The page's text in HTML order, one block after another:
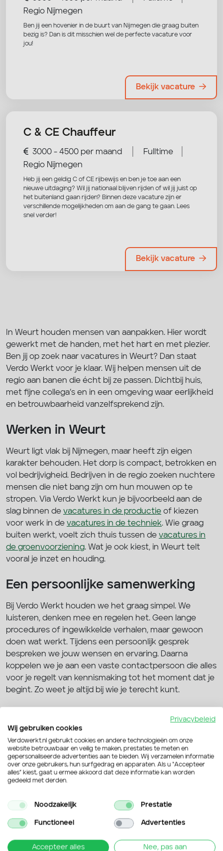
Regio Nijmegen
Ben jij een hovenier in de buurt van Nijmegen die graag buiten
bezig is? Dan is dit misschien wel de perfecte vacature voor
jou!
Bekijk vacature
C & CE Chauffeur
3000 - 4500 per maand Fulltime
Regio Nijmegen
Heb jij een geldig C of CE rijbewijs en ben je toe aan een
nieuwe uitdaging? Wil jij nationaal blijven rijden of wil jij juist op
het buitenland gaan rijden? Binnen deze vacature zijn er
verschillende mogelijkheden om aan de gang te gaan. Lees
snel verder!
Bekijk vacature
In Weurt houden mensen van aanpakken. Hier wordt
gewerkt met de handen, met het hart en met plezier.
Ben jij op zoek naar vacatures in Weurt? Dan staat
Verdo Werkt voor je klaar. Wij helpen mensen uit de
regio aan banen die écht bij ze passen. Dichtbij huis,
met fijne collega’s en in een omgeving waar eerlijkheid
en betrouwbaarheid vanzelfsprekend zijn.
Werken in Weurt
Weurt ligt vlak bij Nijmegen, maar heeft zijn eigen
karakter behouden. Het dorp is compact, betrokken en
vol bedrijvigheid. Bedrijven in de regio zoeken nuchtere
mensen die niet bang zijn om hun mouwen op te
stropen. Via Verdo Werkt kun je bijvoorbeeld aan de
slag binnen de vacatures in de productie of kiezen
voor werk in de vacatures in de techniek. Wie graag
buiten werkt, voelt zich thuis tussen de vacatures in
de groenvoorziening. Wat je ook kiest, in Weurt telt
vooral je inzet en houding.
Een persoonlijke samenwerking
Bij Verdo Werkt houden we het graag simpel. We
luisteren, denken mee en regelen het. Geen lange
procedures of ingewikkelde verhalen, maar gewoon
doen wat werkt. Tijdens een persoonlijk gesprek
bespreken we jouw wensen en ervaring. Daarna
koppelen we je aan een vaste contactpersoon die alles
voor je regelt van kennismaking tot het moment dat je
begint. Zo weet je altijd bij wie je terecht kunt.
Wil jij jezelf verder ontwikkelen? Viawerken en leren
kun je opleidingen volgen die aansluiten bij jouw
vakgebied of toekomstplannen. Denk aan doorgroeien
binnen devacatures in de bouwof een opleiding
volgen om aan de slag te gaan in de
maar ook je kansen op de arbeidsmarkt.
Privacybeleid
Wij gebruiken cookies
Verdowerkt.nl gebruikt cookies en andere technologieën om onze
website betrouwbaar en veilig te maken, prestaties te meten en
gepersonaliseerde advertenties aan te bieden. Wij verzamelen informatie
over onze gebruikers, hun surfgedrag en apparaten. Als u “Accepteer
alles” kiest, gaat u ermee akkoord dat deze informatie kan worden
gedeeld met derden.
Noodzakelijk Prestatie
Functioneel Advertenties
Accepteer alles Nee, pas aan